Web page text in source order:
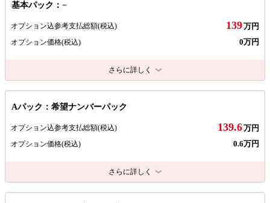
基本パック：−
オプション込参考支払総額(税込) 139万円
オプション価格(税込) 0万円
さらに詳しく
Aパック：希望ナンバーパック
オプション込参考支払総額(税込) 139.6万円
オプション価格(税込) 0.6万円
さらに詳しく